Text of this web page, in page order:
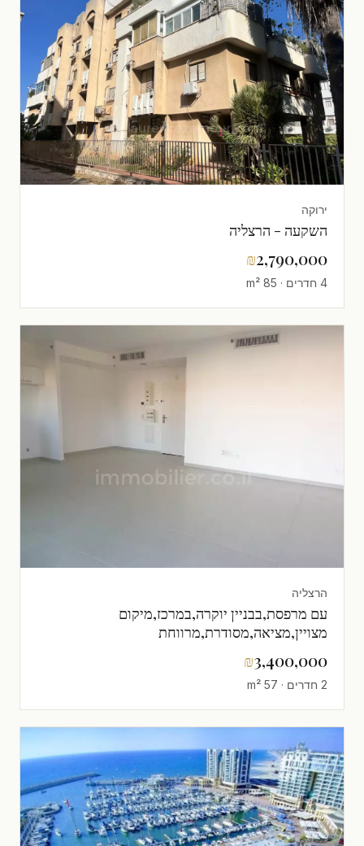
ירוקה
השקעה - הרצליה
₪2,790,000
4 חדרים · 85 m²
הרצליה
עם מרפסת,בבניין יוקרה,במרכז,מיקום
מצויין,מציאה,מסודרת,מרווחת
₪3,400,000
2 חדרים · 57 m²